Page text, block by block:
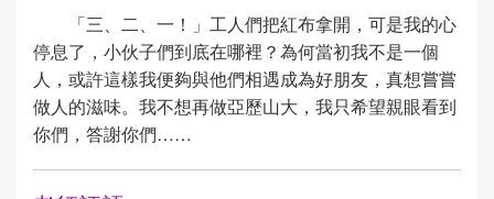
「三、二、一！」工人們把紅布拿開，可是我的心
停息了，小伙子們到底在哪裡？為何當初我不是一個
人，或許這樣我便夠與他們相遇成為好朋友，真想嘗嘗
做人的滋味。我不想再做亞歷山大，我只希望親眼看到
你們，答謝你們……